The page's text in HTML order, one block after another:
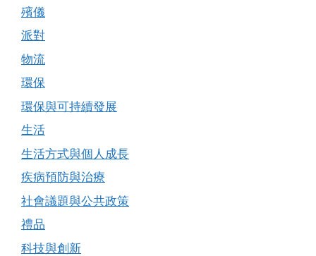
殯儀
派對
物流
環保
環保與可持續發展
生活
生活方式與個人成長
疾病預防與治療
社會議題與公共政策
禮品
科技與創新